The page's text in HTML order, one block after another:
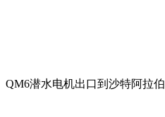
QM6潜水电机出口到沙特阿拉伯